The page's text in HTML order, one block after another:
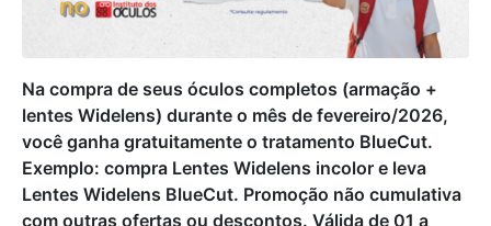
Na compra de seus óculos completos (armação +
lentes Widelens) durante o mês de fevereiro/2026,
você ganha gratuitamente o tratamento BlueCut.
Exemplo: compra Lentes Widelens incolor e leva
Lentes Widelens BlueCut. Promoção não cumulativa
com outras ofertas ou descontos. Válida de 01 a